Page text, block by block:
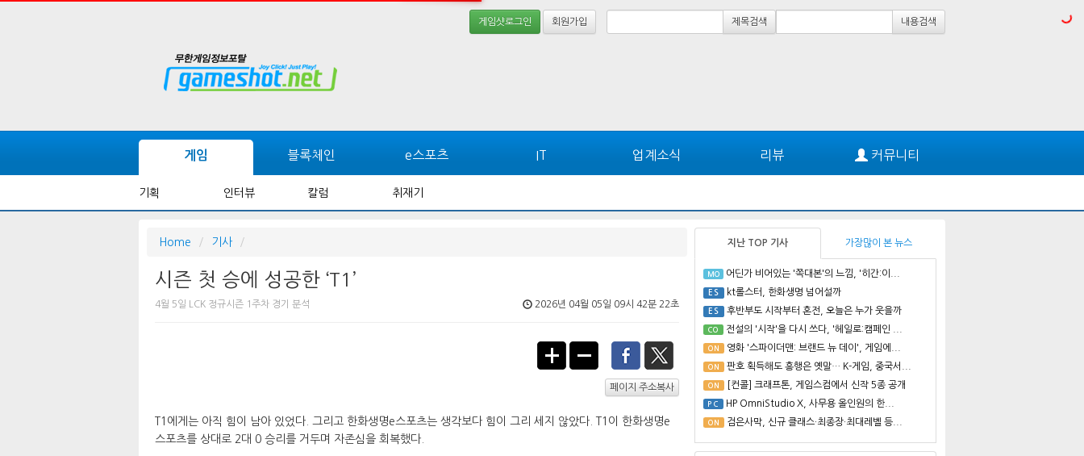
게임샷로그인 회원가입 제목검색 내용검색
게임 블록체인 e스포츠 IT 업계소식 리뷰 커뮤니티
기획 인터뷰 칼럼 취재기
Home 기사
시즌 첫 승에 성공한 ‘T1’
4월 5일 LCK 정규시즌 1주차 경기 분석 2026년 04월 05일 09시 42분 22초
페이지 주소복사
T1에게는 아직 힘이 남아 있었다. 그리고 한화생명e스포츠는 생각보다 힘이 그리 세지 않았다. T1이 한화생명e
스포츠를 상대로 2대 0 승리를 거두며 자존심을 회복했다.
지난 TOP 기사 가장많이 본 뉴스
MO 어딘가 비어있는 '쪽대본'의 느낌, '히간:이...
ES kt롤스터, 한화생명 넘어설까
ES 후반부도 시작부터 혼전, 오늘은 누가 웃을까
CO 전설의 '시작'을 다시 쓰다, '헤일로:캠페인 ...
ON 영화 '스파이더맨: 브랜드 뉴 데이', 게임에...
ON 판호 획득해도 흥행은 옛말… K-게임, 중국서...
ON [컨콜] 크래프톤, 게임스컴에서 신작 5종 공개
PC HP OmniStudio X, 사무용 올인원의 한...
ON 검은사막, 신규 클래스·최종장·최대레벨 등...